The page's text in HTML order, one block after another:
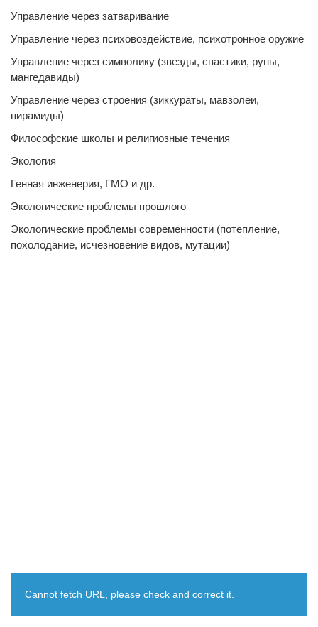
Управление через затваривание
Управление через психовоздействие, психотронное оружие
Управление через символику (звезды, свастики, руны,
мангедавиды)
Управление через строения (зиккураты, мавзолеи,
пирамиды)
Философские школы и религиозные течения
Экология
Генная инженерия, ГМО и др.
Экологические проблемы прошлого
Экологические проблемы современности (потепление,
похолодание, исчезновение видов, мутации)
Cannot fetch URL, please check and correct it.